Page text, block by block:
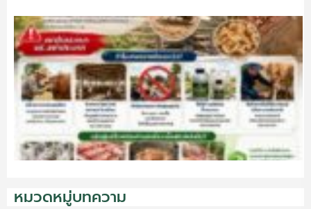
หมวดหมู่บทความ